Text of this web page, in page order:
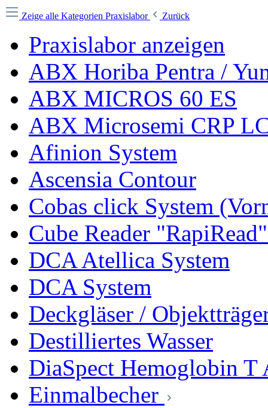
Zeige alle Kategorien Praxislabor Zurück
Praxislabor anzeigen
ABX Horiba Pentra /
ABX MICROS 60 ES
ABX Microsemi CRP
Afinion System
Ascensia Contour
Cobas click System
Cube Reader
DCA Atellica System
DCA System
Deckgläser /
Destilliertes Wasser
DiaSpect Hemoglobin T
Einmalbecher